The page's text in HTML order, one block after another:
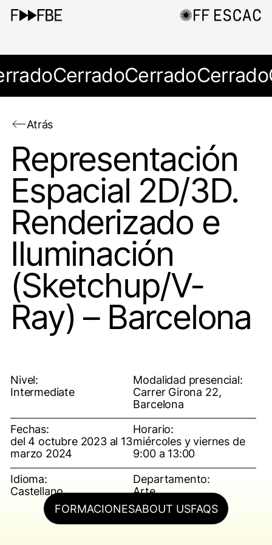
FORMACIONESABOUT USFAQS
CerradoCerradoCerrado
Atrás
Representación
Espacial 2D/3D.
Renderizado e
Iluminación
(Sketchup/V-
Ray) – Barcelona
Nivel:
Intermediate
Modalidad presencial:
Carrer Girona 22,
Barcelona
Fechas:
del 4 octubre 2023 al 13
marzo 2024
Horario:
miércoles y viernes de
9:00 a 13:00
Idioma:
Castellano
Departamento:
Arte